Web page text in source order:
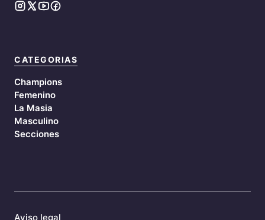
CATEGORIAS
Champions
Femenino
La Masia
Masculino
Secciones
Aviso legal